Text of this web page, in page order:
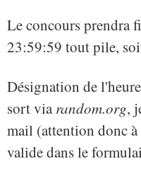
Le concours prendra
23:59:59 tout pile,
Désignation de
sort viarandom.org,
mail (attention donc
valide dans le